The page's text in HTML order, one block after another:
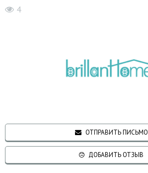
4
ОТПРАВИТЬ ПИСЬМО
ДОБАВИТЬ ОТЗЫВ